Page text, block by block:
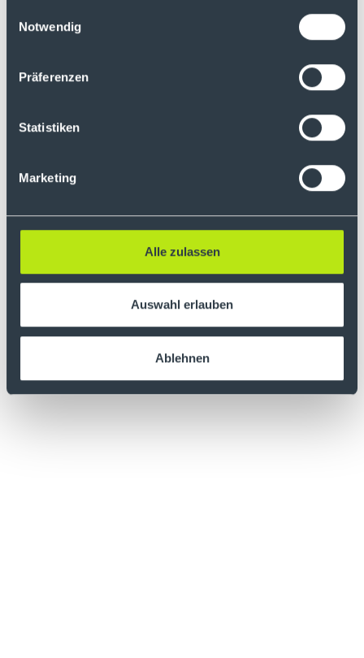
Notwendig
Präferenzen
Statistiken
Marketing
Alle zulassen
Auswahl erlauben
Ablehnen
Kooperation mit der renommierten
die Kundeneinlagen sowohl der